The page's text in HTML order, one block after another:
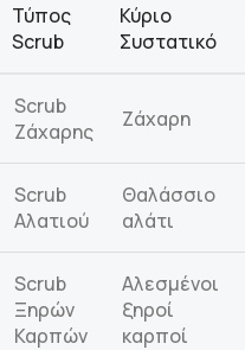
Τύπος
Scrub
Κύριο
Συστατικό
Scrub
Ζάχαρης
Ζάχαρη
Scrub
Αλατιού
Θαλάσσιο
αλάτι
Scrub
Ξηρών
Καρπών
Αλεσμένοι
ξηροί
καρποί